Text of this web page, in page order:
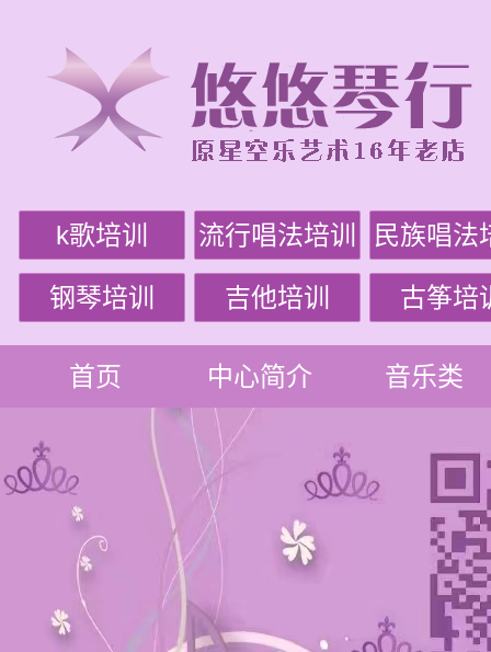
k歌培训 流行唱法培训 民族唱法
钢琴培训 吉他培训 古筝培
首页 中心简介 音乐类